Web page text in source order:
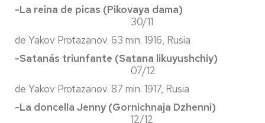
-La reina de picas (Pikovaya dama)
30/11
de Yakov Protazanov. 63 min. 1916, Rusia
-Satanás triunfante (Satana likuyushchiy)
07/12
de Yakov Protazanov. 87 min. 1917, Rusia
-La doncella Jenny (Gornichnaja Dzhenni)
12/12